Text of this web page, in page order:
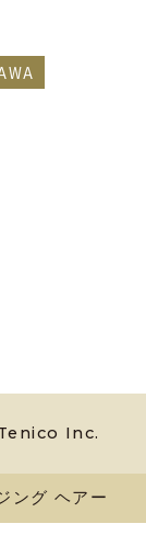
Inc.
ング ヘアー